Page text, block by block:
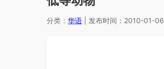
分类： 华语 | 发布时间：2010-01-06